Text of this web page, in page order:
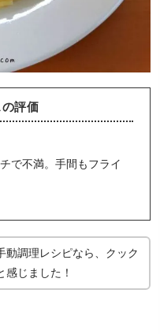
評価
で不満。手間もフライ
調理レシピなら、クック
感じました！